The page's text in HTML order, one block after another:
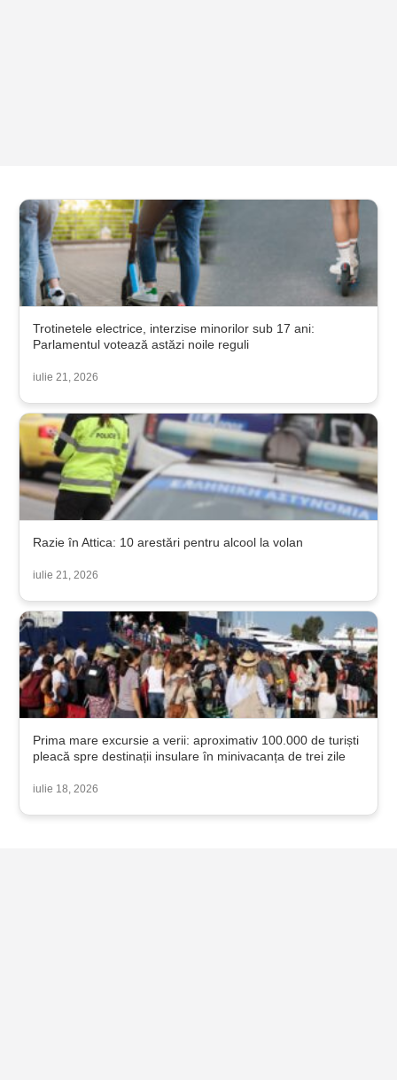
Trotinetele electrice, interzise minorilor sub 17 ani:
Parlamentul votează astăzi noile reguli
iulie 21, 2026
Razie în Attica: 10 arestări pentru alcool la volan
iulie 21, 2026
Prima mare excursie a verii: aproximativ 100.000 de turiști
pleacă spre destinații insulare în minivacanța de trei zile
iulie 18, 2026